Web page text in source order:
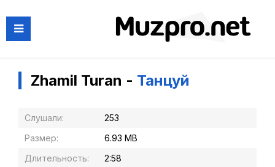
Zhamil Turan - Танцуй
Слушали:
253
Размер:
6.93 MB
Длительность:
2:58